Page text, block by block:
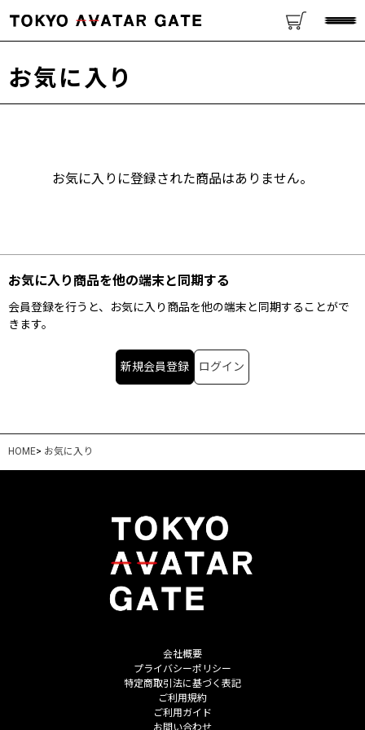
お気に入り
お気に入りに登録された商品はありません。
お気に入り商品を他の端末と同期する
会員登録を行うと、お気に入り商品を他の端末と同期することがで
きます。
新規会員登録 ログイン
HOME> お気に入り
会社概要
プライバシーポリシー
特定商取引法に基づく表記
ご利用規約
ご利用ガイド